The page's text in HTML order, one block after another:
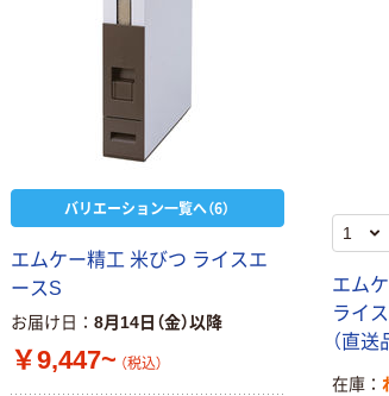
バリエーション一覧へ（6）
エムケー精工 米びつ ライスエ
ースS
お届け日 8月14日（金）以降
￥9,447~ （税込）
エム
ライ
（直送
在庫